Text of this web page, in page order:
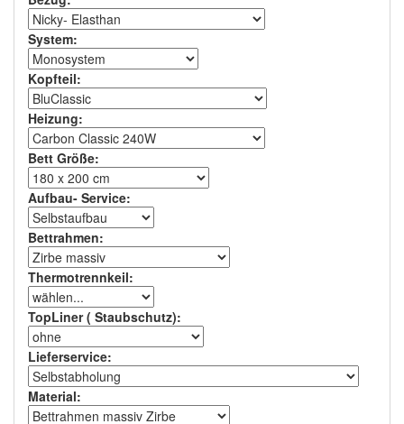
System:
Kopfteil:
Heizung:
Bett Größe:
Aufbau- Service:
Bettrahmen:
Thermotrennkeil:
TopLiner ( Staubschutz):
Lieferservice:
Material: